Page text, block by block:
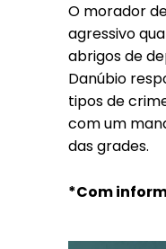
O morador
agressivo
abrigos de
Danúbio
tipos de
com um
das grades.
*Com